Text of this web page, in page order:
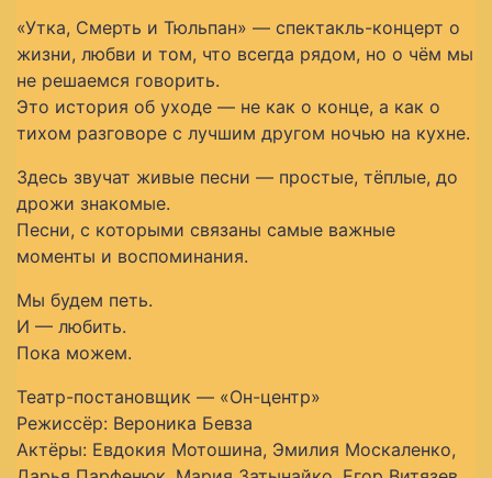
«Утка, Смерть и Тюльпан» — спектакль-концерт о
жизни, любви и том, что всегда рядом, но о чём мы
не решаемся говорить.
Это история об уходе — не как о конце, а как о
тихом разговоре с лучшим другом ночью на кухне.
Здесь звучат живые песни — простые, тёплые, до
дрожи знакомые.
Песни, с которыми связаны самые важные
моменты и воспоминания.
Мы будем петь.
И — любить.
Пока можем.
Театр-постановщик — «Он-центр»
Режиссёр: Вероника Бевза
Актёры: Евдокия Мотошина, Эмилия Москаленко,